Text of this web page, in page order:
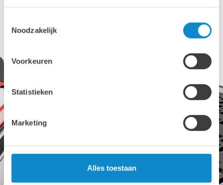
Noodzakelijk
Voorkeuren
Statistieken
Marketing
Alles toestaan